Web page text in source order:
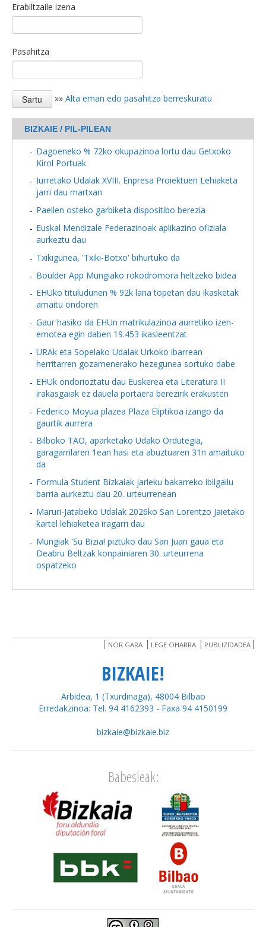
Erabiltzaile izena
Pasahitza
»» Alta eman edo pasahitza berreskuratu
BIZKAIE / PIL-PILEAN
Dagoeneko % 72ko okupazinoa lortu dau Getxoko
Kirol Portuak
Iurretako Udalak XVIII. Enpresa Proiektuen Lehiaketa
jarri dau martxan
Paellen osteko garbiketa dispositibo berezia
Euskal Mendizale Federazinoak aplikazino ofiziala
aurkeztu dau
Txikigunea, 'Txiki-Botxo' bihurtuko da
Boulder App Mungiako rokodromora heltzeko bidea
EHUko tituludunen % 92k lana topetan dau ikasketak
amaitu ondoren
Gaur hasiko da EHUn matrikulazinoa aurretiko izen-
emotea egin daben 19.453 ikasleentzat
URAk eta Sopelako Udalak Urkoko ibarrean
herritarren gozamenerako hezegunea sortuko dabe
EHUk ondorioztatu dau Euskerea eta Literatura II
irakasgaiak ez dauela portaera berezirik erakusten
Federico Moyua plazea Plaza Eliptikoa izango da
gaurtik aurrera
Bilboko TAO, aparketako Udako Ordutegia,
garagarrilaren 1ean hasi eta abuztuaren 31n amaituko
da
Formula Student Bizkaiak jarleku bakarreko ibilgailu
barria aurkeztu dau 20. urteurrenean
Maruri-Jatabeko Udalak 2026ko San Lorentzo Jaietako
kartel lehiaketea iragarri dau
Mungiak 'Su Bizia! piztuko dau San Juan gaua eta
Deabru Beltzak konpainiaren 30. urteurrena
ospatzeko
NOR GARA LEGE OHARRA PUBLIZIDADEA
BIZKAIE!
Arbidea, 1 (Txurdinaga), 48004 Bilbao
Erredakzinoa: Tel. 94 4162393 - Faxa 94 4150199
bizkaie@bizkaie.biz
Babesleak: